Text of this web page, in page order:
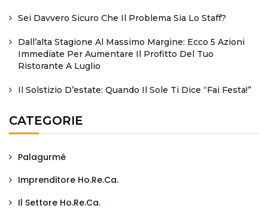
Sei Davvero Sicuro Che Il Problema Sia Lo Staff?
Dall’alta Stagione Al Massimo Margine: Ecco 5 Azioni
Immediate Per Aumentare Il Profitto Del Tuo
Ristorante A Luglio
Il Solstizio D’estate: Quando Il Sole Ti Dice “fai Festa!”
CATEGORIE
Palagurmé
Imprenditore Ho.Re.Ca.
Il Settore Ho.Re.Ca.